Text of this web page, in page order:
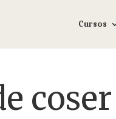
Cursos